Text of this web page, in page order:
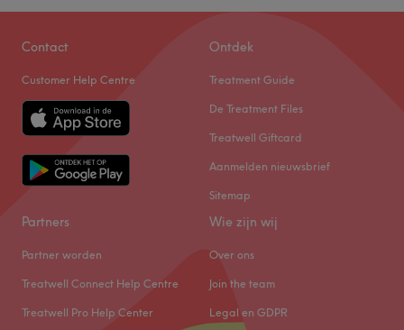
Contact
Customer Help Centre
Ontdek
Treatment Guide
De Treatment Files
Treatwell Giftcard
Aanmelden nieuwsbrief
Sitemap
Partners
Partner worden
Treatwell Connect Help Centre
Treatwell Pro Help Center
Wie zijn wij
Over ons
Join the team
Legal en GDPR